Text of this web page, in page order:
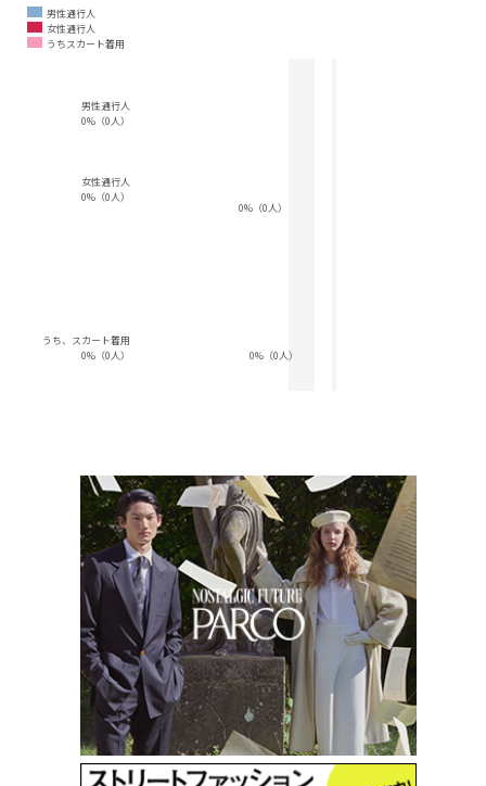
男性通行人
女性通行人
うちスカート着用
男性通行人
0%（0人）
女性通行人
0%（0人）
うち、スカート着用
0%（0人）
0%（0人）
0%（0人）